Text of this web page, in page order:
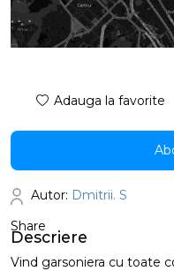
Descriere
Vind garsoniera cu toate
Adauga la favorite
Autor: Dmitrii. S
Share